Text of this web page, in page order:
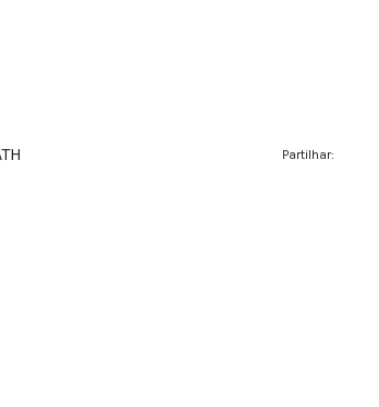
Partilhar: